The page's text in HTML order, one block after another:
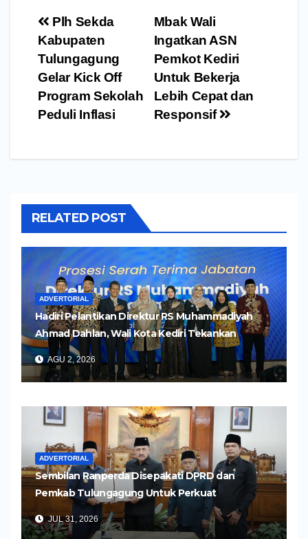
Navigasi
pos
Mbak Wali
Ingatkan ASN
Pemkot Kediri
Untuk Bekerja
Lebih Cepat dan
Responsif
Plh Sekda
Kabupaten
Tulungagung
Gelar Kick Off
Program Sekolah
Peduli Inflasi
RELATED POST
ADVERTORIAL
Hadiri Pelantikan Direktur RS Muhammadiyah
Ahmad Dahlan, Wali Kota Kediri Tekankan
Pelayanan Kesehatan yang Humanis
AGU 2, 2026
ADVERTORIAL
Sembilan Ranperda Disepakati DPRD dan
Pemkab Tulungagung Untuk Perkuat
Pembangunan Daerah
JUL 31, 2026